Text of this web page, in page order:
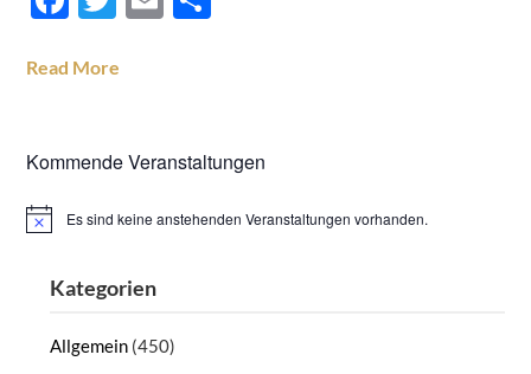
Read More
Kommende Veranstaltungen
HinweisEs sind keine anstehenden Veranstaltungen vorhanden.
Kategorien
Allgemein (450)